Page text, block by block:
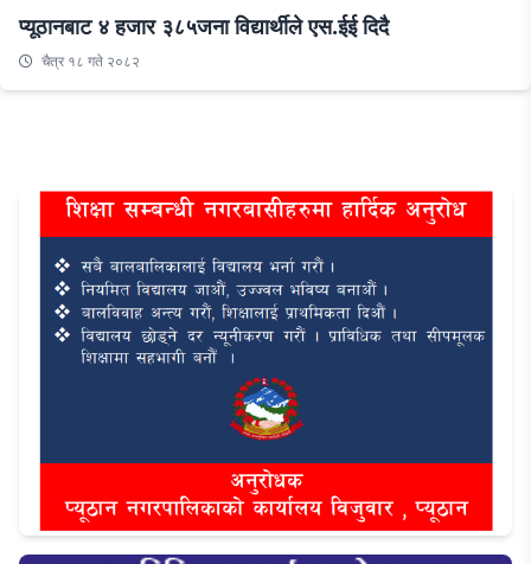
प्यूठानबाट ४ हजार ३८५जना विद्यार्थीले एस.ईई दिदै
चैत्र १८ गते २०८२